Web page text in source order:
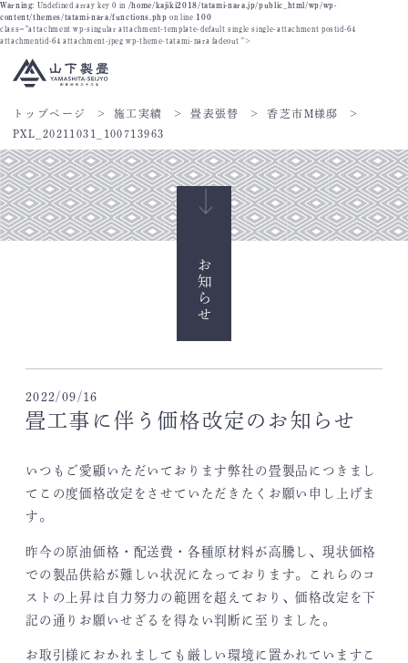
Warning: Undefined array key 0 in /home/kajiki2018/tatami-nara.jp/public_html/wp/wp-
content/themes/tatami-nara/functions.php on line 100
class="attachment wp-singular attachment-template-default single single-attachment postid-64
attachmentid-64 attachment-jpeg wp-theme-tatami-nara fadeout ">
トップページ 施工実績 畳表張替
香芝市M様邸
PXL_20211031_100713963
お知らせ
2022/09/16
畳工事に伴う価格改定のお知らせ
いつもご愛顧いただいております弊社の畳製品につきまし
てこの度価格改定をさせていただきたくお願い申し上げま
す。
昨今の原油価格・配送費・各種原材料が高騰し、現状価格
での製品供給が難しい状況になっております。これらのコ
ストの上昇は自力努力の範囲を超えており、価格改定を下
記の通りお願いせざるを得ない判断に至りました。
お取引様におかれましても厳しい環境に置かれていますこ